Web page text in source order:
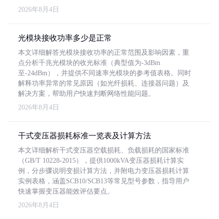
2026年8月4日
光模块接收功率多少是正常
本文详细解答光模块接收功率的正常范围及影响因素，重
点分析千兆光模块的收光标准（典型值为-3dBm
至-24dBm），并提供不同速率光模块的参考值表格。同时
解释功率异常的常见原因（如光纤损耗、连接器问题）及
解决方案，帮助用户快速判断网络性能问题。
2026年8月4日
干式变压器损耗标准一览表及计算方法
本文详细解析干式变压器空载损耗、负载损耗的国家标准
（GB/T 10228-2015），提供1000kVA变压器损耗计算实
例，分步骤说明变损计算方法，并附电力变压器损耗计算
实例表格，涵盖SCB10/SCB13等常见型号参数，指导用户
快速掌握变压器能效评估要点。
2026年8月4日